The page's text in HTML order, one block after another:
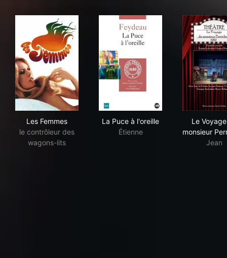
Les Femmes
le contrôleur des
wagons-lits
La Puce à l'oreille
Étienne
Le
monsieur
Jean